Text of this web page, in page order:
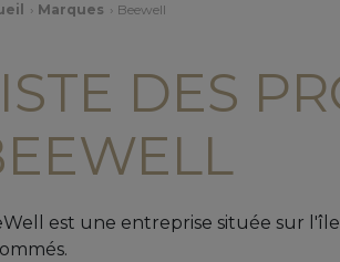
Marques Beewell
DES
est une entreprise située sur